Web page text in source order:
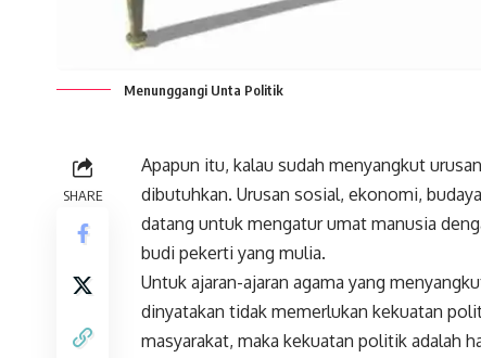
Menunggangi Unta Politik
SHARE
Apapun itu, kalau sudah menyangkut
dibutuhkan. Urusan sosial, ekonomi,
datang untuk mengatur umat manusia
budi pekerti yang mulia.
Untuk ajaran-ajaran agama yang
dinyatakan tidak memerlukan kekuatan
masyarakat, maka kekuatan politik adalah